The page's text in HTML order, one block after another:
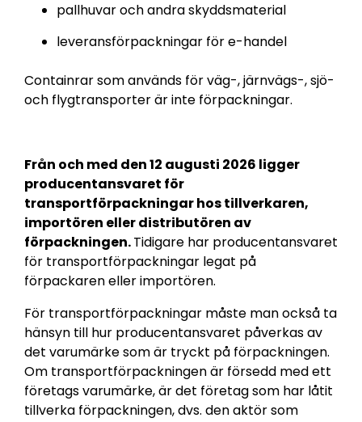
pallhuvar och andra skyddsmaterial
leveransförpackningar för e-handel
Containrar som används för väg-, järnvägs-, sjö-
och flygtransporter är inte förpackningar.
Från och med den 12 augusti 2026 ligger
producentansvaret för
transportförpackningar hos tillverkaren,
importören eller distributören av
förpackningen.Tidigare har producentansvaret
för transportförpackningar legat på
förpackaren eller importören.
För transportförpackningar måste man också ta
hänsyn till hur producentansvaret påverkas av
det varumärke som är tryckt på förpackningen.
Om transportförpackningen är försedd med ett
företags varumärke, är det företag som har låtit
tillverka förpackningen, dvs. den aktör som